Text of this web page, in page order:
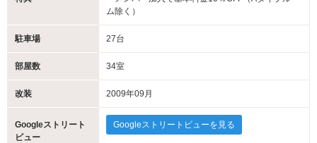
ム除く）
駐車場 27台
部屋数 34室
改装 2009年09月
Googleストリート
ビュー
Googleストリートビューを見る